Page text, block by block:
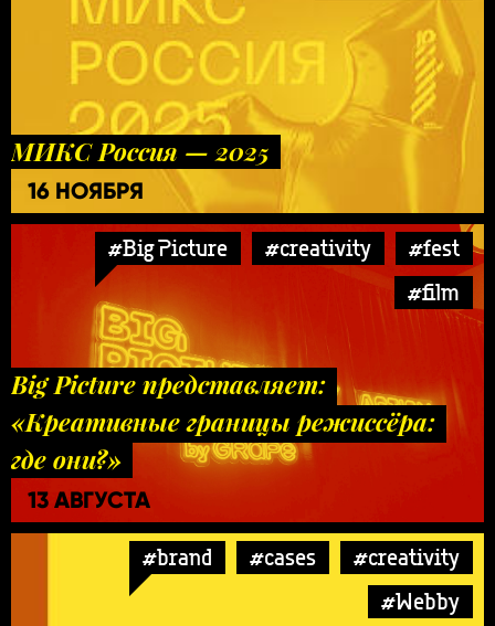
МИКС Россия — 2025
16 НОЯБРЯ
#Big Picture #creativity
#fest
#film
Big Picture представляет:
«Креативные границы режиссёра:
где они?»
13 АВГУСТА
#brand #cases
#creativity
#Webby